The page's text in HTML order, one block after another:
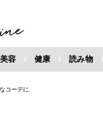
美容 健康 読み物
コーデに